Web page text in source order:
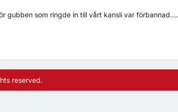
gubben som ringde in till vårt kansli var förbannad....
reserved.